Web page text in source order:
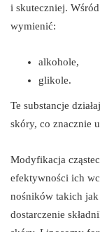
i skuteczniej.
wymienić:
alkohole,
glikole.
Te substancje
skóry, co znacznie
Modyfikacja
efektywności ich
nośników takich jak
dostarczenie